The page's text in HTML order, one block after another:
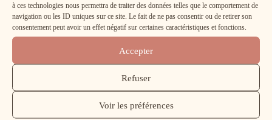
à ces technologies nous permettra de traiter des données telles que le comportement de
navigation ou les ID uniques sur ce site. Le fait de ne pas consentir ou de retirer son
consentement peut avoir un effet négatif sur certaines caractéristiques et fonctions.
Accepter
Refuser
Voir les préférences
Où trouver nos vins ?
Qui sommes-nous ?
Contact
Plan du Domaine
Domaine des Orchis, vins bios et escargots en Haute Savoie.
Vins vivants, sans intrants, structurés, patiemment élevés. Travail
biodynamique et vibratoire.